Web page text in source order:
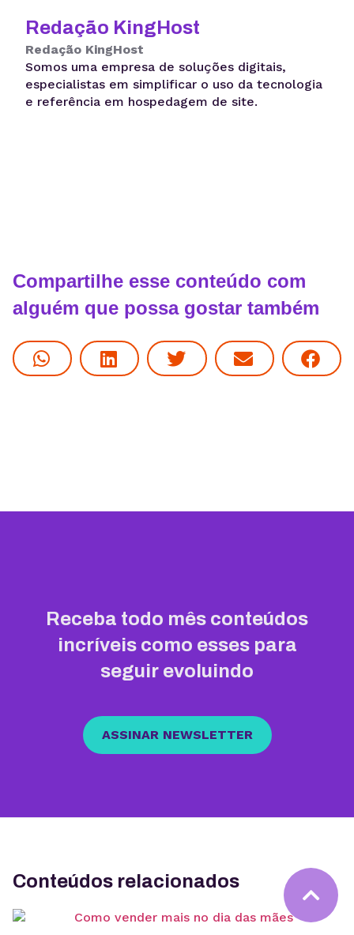
Redação KingHost
Redação KingHost
Somos uma empresa de soluções digitais,
especialistas em simplificar o uso da tecnologia
e referência em hospedagem de site.
Compartilhe esse conteúdo com
alguém que possa gostar também
Receba todo mês conteúdos
incríveis como esses para
seguir evoluindo
ASSINAR NEWSLETTER
Conteúdos relacionados